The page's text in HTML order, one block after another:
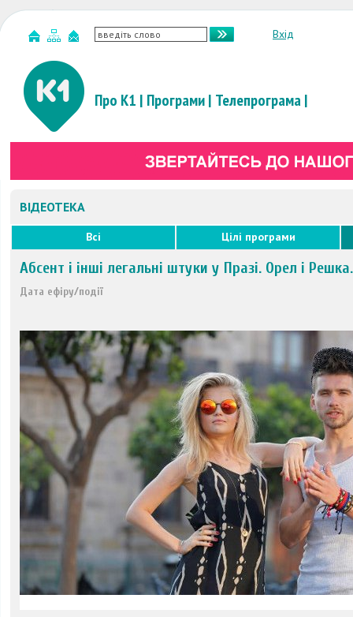
Вхід
Про К1 | Програми| Телепрограма|
ВІДЕОТЕКА
Всі Цілі програми
Абсент і інші легальні штуки у Празі. Орел і
Дата ефіру/події